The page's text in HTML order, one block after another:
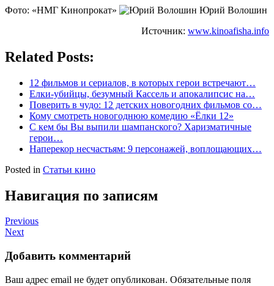
Фото: «НМГ Кинопрокат»
Юрий Волошин
Источник: www.kinoafisha.info
Related Posts:
12 фильмов и сериалов, в которых герои встречают…
Елки-убийцы, безумный Кассель и апокалипсис на…
Поверить в чудо: 12 детских новогодних фильмов со…
Кому смотреть новогоднюю комедию «Ёлки 12»
С кем бы Вы выпили шампанского? Харизматичные
герои…
Наперекор несчастьям: 9 персонажей, воплощающих…
Posted in Статьи кино
Навигация по записям
Previous
Next
Добавить комментарий
Ваш адрес email не будет опубликован. Обязательные поля